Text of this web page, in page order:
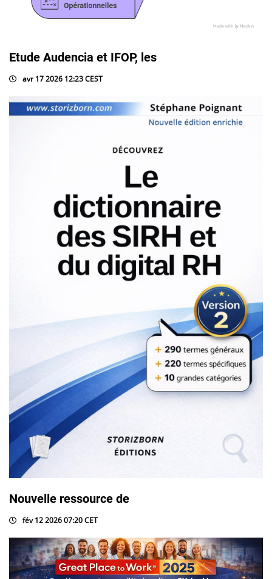
Etude Audencia et IFOP, les
avr 17 2026 12:23 CEST
Nouvelle ressource de
fév 12 2026 07:20 CET